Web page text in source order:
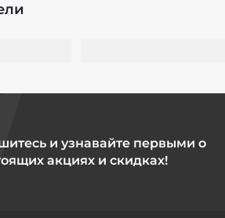
и узнавайте первыми о
акциях и скидках!